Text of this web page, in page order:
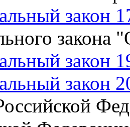
закон
закона
закон
закон